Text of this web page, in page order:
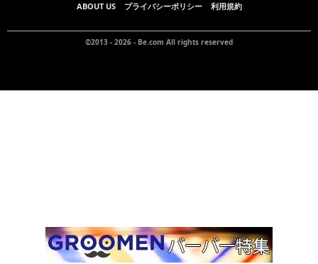
ABOUT US プライバシーポリシー 利用規約
©2013 - 2026 - Be.com All rights reserved